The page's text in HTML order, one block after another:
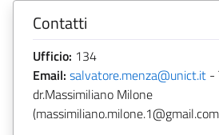
Contatti
Ufficio: 134
Email: salvatore.menza@unict.it -
dr.Massimiliano Milone